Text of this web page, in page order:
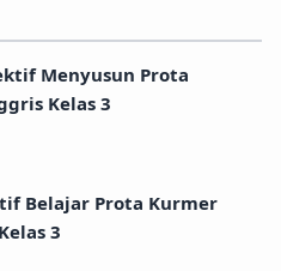
Menyusun Prota
Kelas 3
Belajar Prota Kurmer
3